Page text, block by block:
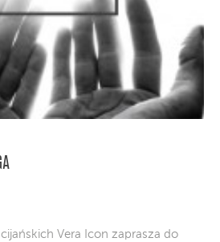
Vera Icon zaprasza do